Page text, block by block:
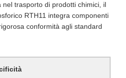
trasporto di prodotti chimici, il
RTH11 integra componenti
conformità agli standard